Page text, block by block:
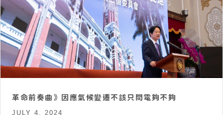
革命前奏曲》因應氣候變遷不該只問電夠不夠
JULY 4, 2024